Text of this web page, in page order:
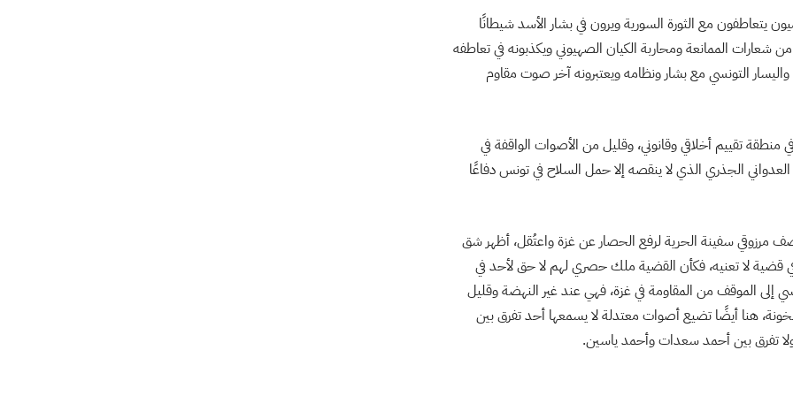
يتعاطفون مع الثورة السورية ويرون في بشار الأسد شيطانًا
من شعارات الممانعة ومحاربة الكيان الصهيوني ويكذبونه في تعاطفه
التونسي مع بشار ونظامه ويعتبرونه آخر صوت مقاوم
تقييم أخلاقي وقانوني، وقليل من الأصوات الواقفة في
الجذري الذي لا ينقصه إلا حمل السلاح في تونس دفاعًا
منصف مرزوقي سفينة الحرية لرفع الحصار عن غزة واعتُقل، أظهر شق
في قضية لا تعنيه، فكأن القضية ملك حصري لهم لا حق لأحد في
إلى الموقف من المقاومة في غزة، فهي عند غير النهضة وقليل
هنا أيضًا تضيع أصوات معتدلة لا يسمعها أحد تفرق بين
ولا تفرق بين أحمد سعدات وأحمد ياسين.